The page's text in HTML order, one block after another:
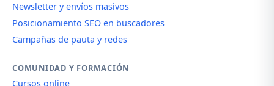
Newsletter y envíos masivos
Posicionamiento SEO en buscadores
Campañas de pauta y redes
COMUNIDAD Y FORMACIÓN
Cursos online